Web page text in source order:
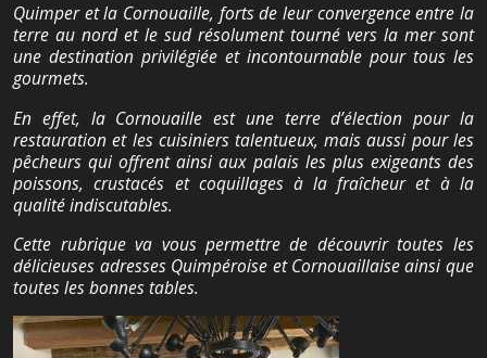
Quimper et la Cornouaille, forts de leur convergence entre la
terre au nord et le sud résolument tourné vers la mer sont
une destination privilégiée et incontournable pour tous les
gourmets.
En effet, la Cornouaille est une terre d’élection pour la
restauration et les cuisiniers talentueux, mais aussi pour les
pêcheurs qui offrent ainsi aux palais les plus exigeants des
poissons, crustacés et coquillages à la fraîcheur et à la
qualité indiscutables.
Cette rubrique va vous permettre de découvrir toutes les
délicieuses adresses Quimpéroise et Cornouaillaise ainsi que
toutes les bonnes tables.